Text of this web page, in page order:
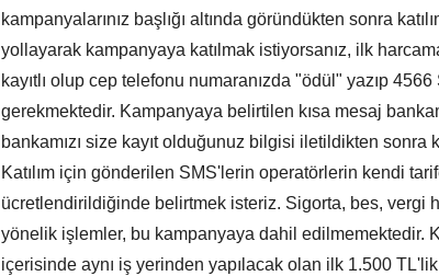
kampanyalarınız başlığı altında göründükten sonra
yollayarak kampanyaya katılmak istiyorsanız, ilk
kayıtlı olup cep telefonu numaranızda "ödül" yazıp
gerekmektedir. Kampanyaya belirtilen kısa mesaj
bankamızı size kayıt olduğunuz bilgisi iletildikten sonra
Katılım için gönderilen SMS'lerin operatörlerin kendi
ücretlendirildiğinde belirtmek isteriz. Sigorta, bes, vergi
yönelik işlemler, bu kampanyaya dahil edilmemektedir.
içerisinde aynı iş yerinden yapılacak olan ilk 1.500